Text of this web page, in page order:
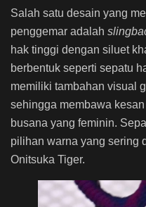
Salah satu desain yang
penggemar adalah
hak tinggi dengan siluet
berbentuk seperti sepatu
memiliki tambahan visual
sehingga membawa kesan
busana yang feminin.
pilihan warna yang sering
Onitsuka Tiger.